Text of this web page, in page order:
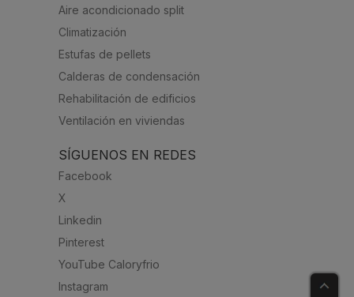
Aire acondicionado split
Climatización
Estufas de pellets
Calderas de condensación
Rehabilitación de edificios
Ventilación en viviendas
SÍGUENOS EN REDES
Facebook
X
Linkedin
Pinterest
YouTube Caloryfrio
Instagram